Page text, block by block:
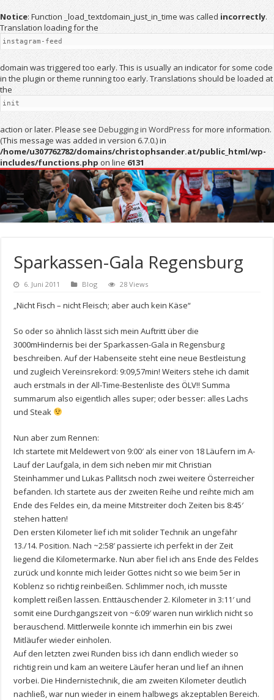
Notice: Function _load_textdomain_just_in_time was calledincorrectly.
Translation loading for the
instagram-feed
domain was triggered too early. This is usually an indicator for some code
in the plugin or theme running too early. Translations should be loaded at
the
init
action or later. Please seeDebugging in WordPress for more information.
(This message was added in version 6.7.0.) in
/home/u307762782/domains/christophsander.at/public_html/wp-
includes/functions.phpon line 6131
Sparkassen-Gala Regensburg
6. Juni 2011 Blog 28 Views
„Nicht Fisch – nicht Fleisch; aber auch kein Käse“
So oder so ähnlich lässt sich mein Auftritt über die
3000mHindernis bei der Sparkassen-Gala in Regensburg
beschreiben. Auf der Habenseite steht eine neue Bestleistung
und zugleich Vereinsrekord: 9:09,57min! Weiters stehe ich damit
auch erstmals in der All-Time-Bestenliste des ÖLV!! Summa
summarum also eigentlich alles super; oder besser: alles Lachs
und Steak
Nun aber zumRennen:
Ich startete mit Meldewert von 9:00′ als einer von 18 Läufern im A-
Lauf der Laufgala, in dem sich neben mir mit Christian
Steinhammer und Lukas Pallitsch noch zwei weitere Österreicher
befanden. Ich startete aus der zweiten Reihe und reihte mich am
Ende des Feldes ein, da meine Mitstreiter doch Zeiten bis 8:45′
stehen hatten!
Den ersten Kilometer lief ich mit solider Technik an ungefähr
13./14. Position. Nach ~2:58′ passierte ich perfekt in der Zeit
liegend die Kilometermarke. Nun aber fiel ich ans Ende des Feldes
zurück und konnte mich leider Gottes nicht so wie beim 5er in
Koblenz so richtig reinbeißen. Schlimmer noch, ich musste
komplett reißen lassen. Enttäuschender 2. Kilometer in 3:11′ und
somit eine Durchgangszeit von ~6:09′ waren nun wirklich nicht so
berauschend. Mittlerweile konnte ich immerhin ein bis zwei
Mitläufer wieder einholen.
Auf den letzten zwei Runden biss ich dann endlich wieder so
richtig rein und kam an weitere Läufer heran und lief an ihnen
vorbei. Die Hindernistechnik, die am zweiten Kilometer deutlich
nachließ, war nun wieder in einem halbwegs akzeptablen Bereich.